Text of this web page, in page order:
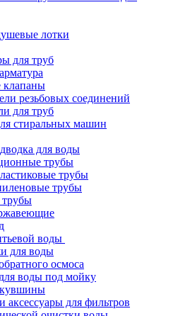
лотки
для труб
клапаны
резьбовых соединений
для труб
стиральных машин
для воды
трубы
трубы
трубы
воды
для воды
осмоса
воды под мойку
аксессуары для фильтров